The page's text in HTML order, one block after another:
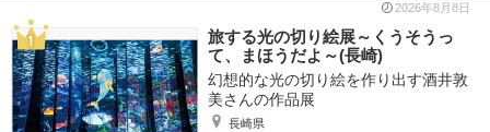
2026年8月8日
旅する光の切り絵展～くうそうっ
て、まほうだよ～(長崎)
幻想的な光の切り絵を作り出す酒井敦
美さんの作品展
長崎県